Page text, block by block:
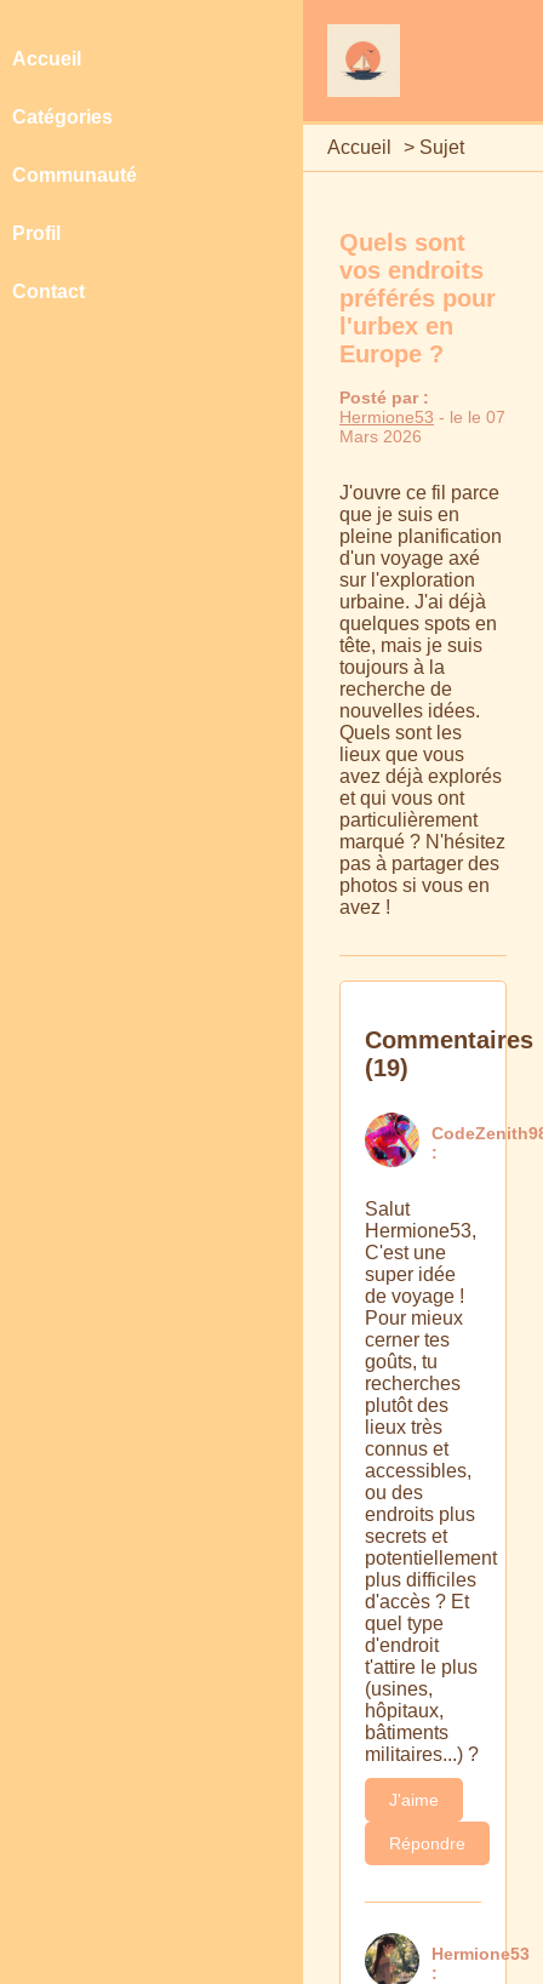
Accueil > Sujet
Accueil
Catégories
Communauté
Profil
Contact
Quels sont
vos endroits
préférés pour
l'urbex en
Europe ?
Posté par :
Hermione53 - le le 07
Mars 2026
J'ouvre ce fil parce
que je suis en
pleine planification
d'un voyage axé
sur l'exploration
urbaine. J'ai déjà
quelques spots en
tête, mais je suis
toujours à la
recherche de
nouvelles idées.
Quels sont les
lieux que vous
avez déjà explorés
et qui vous ont
particulièrement
marqué ? N'hésitez
pas à partager des
photos si vous en
avez !
Commentaires
(19)
:
Salut
Hermione53,
C'est une
super idée
de voyage !
Pour mieux
cerner tes
goûts, tu
recherches
plutôt des
lieux très
connus et
accessibles,
ou des
endroits plus
secrets et
potentiellement
plus difficiles
d'accès ? Et
quel type
d'endroit
t'attire le plus
(usines,
hôpitaux,
bâtiments
militaires...) ?
J'aime
Répondre
Hermione53
: